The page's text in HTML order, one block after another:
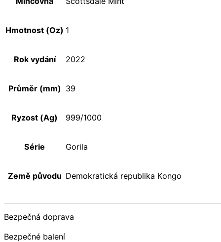
Hmotnost (Oz) 1
Rok vydání 2022
Průměr (mm) 39
Ryzost (Ag) 999/1000
Série Gorila
Země původu Demokratická republika Kongo
Bezpečná doprava
Bezpečné balení